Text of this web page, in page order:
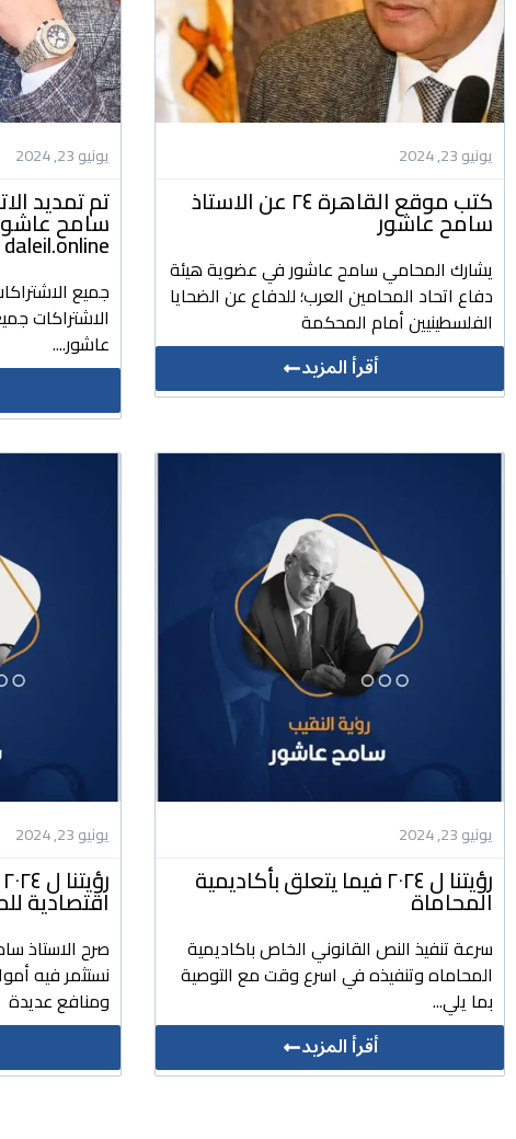
يونيو 23, 2024
كتب موقع القاهرة ٢٤ عن الاستاذ
سامح عاشور
يشارك المحامي سامح عاشور في عضوية هيئة
دفاع اتحاد المحامين العرب؛ للدفاع عن الضحايا
الفلسطينيين أمام المحكمة
أقرأ المزيد
يونيو 23, 2024
تم تمديد
سامح عاشور
daleil.online للتشريعات والأحكام
جميع
الاشتراكات
عاشور....
يونيو 23, 2024
رؤيتنا ل ٢٠٢٤ فيما يتعلق بأكاديمية
المحاماة
سرعة تنفيذ النص القانوني الخاص باكاديمية
المحاماه وتنفيذه في اسرع وقت مع التوصية
بما يلي...
أقرأ المزيد
يونيو 23, 2024
اقتصادية
صرح الاستاذ
نستثمر فيه
ومنافع عديدة